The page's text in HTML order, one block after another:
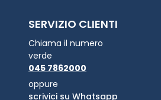
SERVIZIO CLIENTI
Chiama il numero
verde
045 7862000
oppure
scrivici su Whatsapp